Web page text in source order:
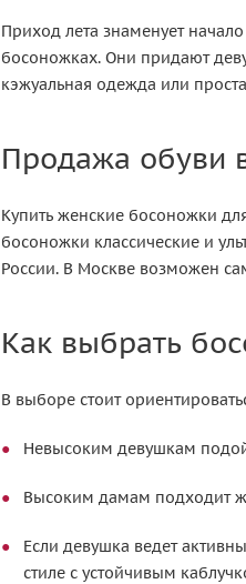
Приход лета знаменует
босоножках. Они придают
кэжуальная одежда или
Продажа обуви
Купить женские босоножки
босоножки классические и
России. В Москве возможен
Как выбрать
В выборе стоит
Невысоким девушкам
Высоким дамам подходит
Если девушка ведет
стиле с устойчивым